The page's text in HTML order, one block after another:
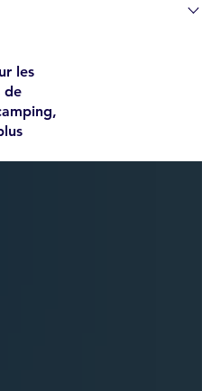
les
de